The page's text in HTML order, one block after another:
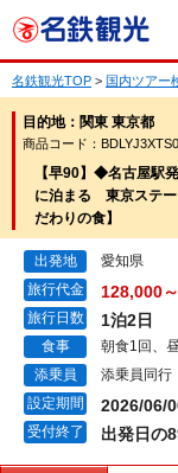
名鉄観光TOP > 国内ツアー
目的地：関東 東京都
商品コード：
【早90】◆名古屋駅
に泊まる 東京ステー
だわりの食】
出発地
愛知県
旅行代金
128,000
旅行日数 1泊2日
食事
朝食1回、
添乗員
添乗員同行
設定期間
2026/06/
受付終了 出発日の